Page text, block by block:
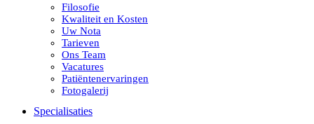
Filosofie
Kwaliteit en Kosten
Uw Nota
Tarieven
Ons Team
Vacatures
Patiëntenervaringen
Fotogalerij
Specialisaties